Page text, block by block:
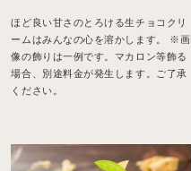
ほど良い甘さのとろける生チョコクリ
ームはみんなの心を溶かします。 ※画
像の飾りは一例です。マカロン等飾る
場合、別途料金が発生します。ご了承
ください。